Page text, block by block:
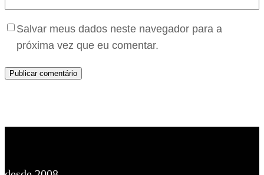
Salvar meus dados neste navegador para a
próxima vez que eu comentar.